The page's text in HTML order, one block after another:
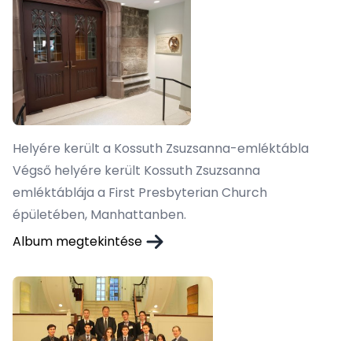
Helyére került a Kossuth Zsuzsanna-emléktábla
Végső helyére került Kossuth Zsuzsanna
emléktáblája a First Presbyterian Church
épületében, Manhattanben.
Album megtekintése